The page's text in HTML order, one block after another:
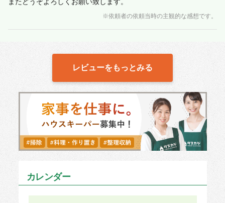
※依頼者の依頼当時の主観的な感想です。
レビューをもっとみる
カレンダー